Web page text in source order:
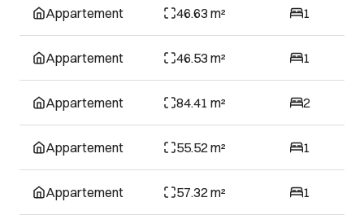
Appartement 46.63 m² 1
Appartement 46.53 m² 1
Appartement 84.41 m² 2
Appartement 55.52 m² 1
Appartement 57.32 m² 1